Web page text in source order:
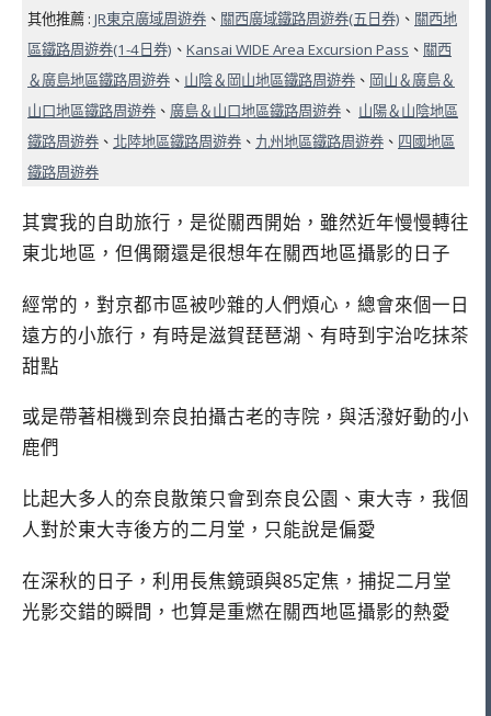
其他推薦 : JR東京廣域周遊券 、 關西廣域鐵路周遊券(五日券) 、 關西地
區鐵路周遊券(1-4日券) 、 Kansai WIDE Area Excursion Pass 、 關西
＆廣島地區鐵路周遊券 、 山陰＆岡山地區鐵路周遊券 、 岡山＆廣島＆
山口地區鐵路周遊券 、 廣島＆山口地區鐵路周遊券 、 山陽＆山陰地區
鐵路周遊券 、 北陸地區鐵路周遊券 、 九州地區鐵路周遊券 、 四國地區
鐵路周遊券
其實我的自助旅行，是從關西開始，雖然近年慢慢轉往
東北地區，但偶爾還是很想年在關西地區攝影的日子
經常的，對京都市區被吵雜的人們煩心，總會來個一日
遠方的小旅行，有時是滋賀琵琶湖、有時到宇治吃抹茶
甜點
或是帶著相機到奈良拍攝古老的寺院，與活潑好動的小
鹿們
比起大多人的奈良散策只會到奈良公園、東大寺，我個
人對於東大寺後方的二月堂，只能說是偏愛
在深秋的日子，利用長焦鏡頭與85定焦，捕捉二月堂
光影交錯的瞬間，也算是重燃在關西地區攝影的熱愛